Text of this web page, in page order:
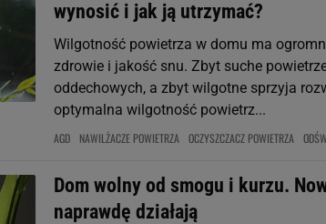
wynosić i jak ją utrzymać?
Wilgotność powietrza w domu ma
zdrowie i jakość snu. Zbyt suche
oddechowych, a zbyt wilgotne sprzyja
optymalna wilgotność powietrz...
AGD NAWILŻACZE POWIETRZA OCZYSZCZACZ POWIETRZA
Dom wolny od smogu i kurzu.
naprawdę działają
Użycie dokładnych danych geolokalizacyjnych.
Przechowywanie informacji na urządzeniu lub dostęp
badnie odbiorców i ulepszanie usług.
Lista Zaufanych